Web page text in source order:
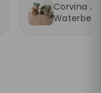
Corvina